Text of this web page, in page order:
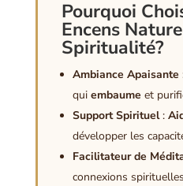
Pourquoi
Encens
Spiritualité?
Ambiance Apaisante
qui embaume et
Support Spirituel:
développer les
Facilitateur de
connexions